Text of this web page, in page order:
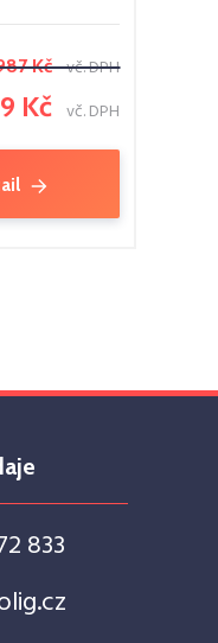
Kč vč. DPH
Kč vč. DPH
833